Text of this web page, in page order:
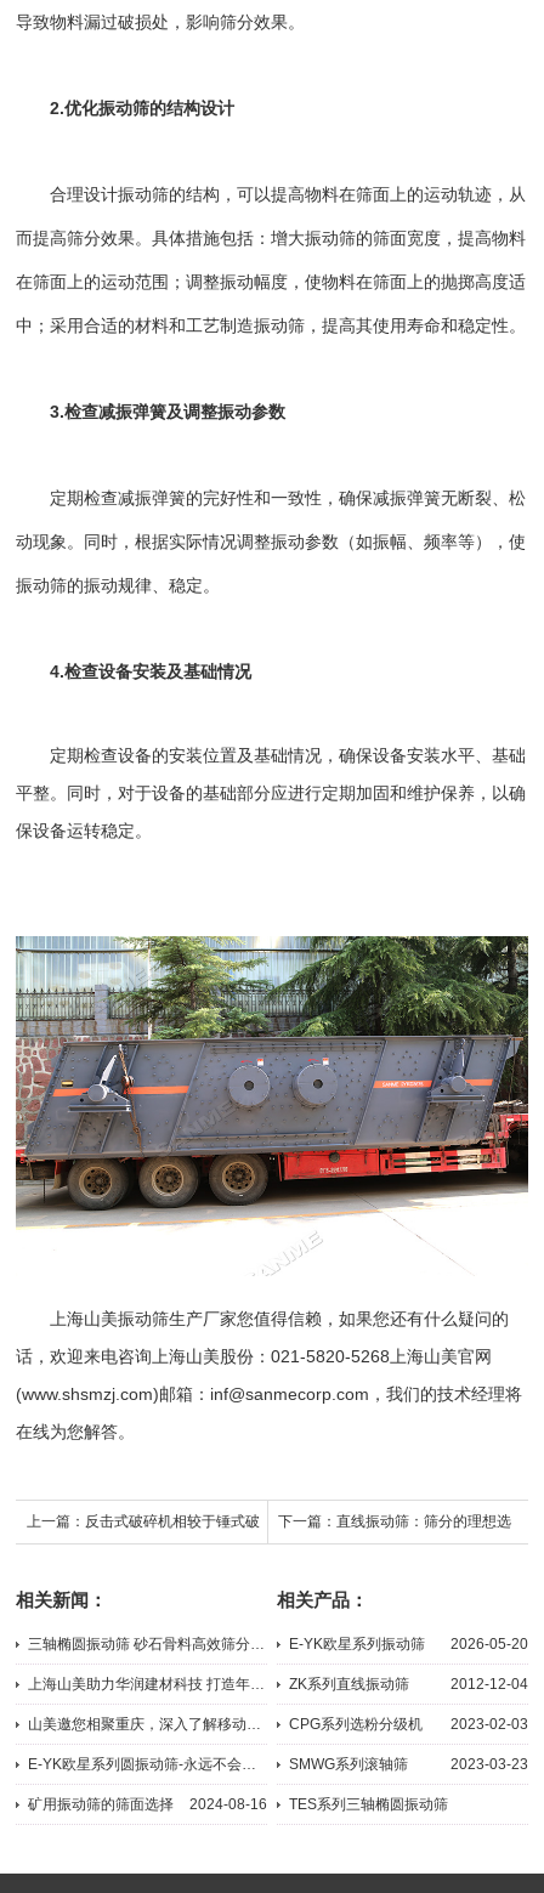
导致物料漏过破损处，影响筛分效果。
2.优化振动筛的结构设计
合理设计振动筛的结构，可以提高物料在筛面上的运动轨迹，从
而提高筛分效果。具体措施包括：增大振动筛的筛面宽度，提高物料
在筛面上的运动范围；调整振动幅度，使物料在筛面上的抛掷高度适
中；采用合适的材料和工艺制造振动筛，提高其使用寿命和稳定性。
3.检查减振弹簧及调整振动参数
定期检查减振弹簧的完好性和一致性，确保减振弹簧无断裂、松
动现象。同时，根据实际情况调整振动参数（如振幅、频率等），使
振动筛的振动规律、稳定。
4.检查设备安装及基础情况
定期检查设备的安装位置及基础情况，确保设备安装水平、基础
平整。同时，对于设备的基础部分应进行定期加固和维护保养，以确
保设备运转稳定。
上海山美振动筛生产厂家您值得信赖，如果您还有什么疑问的
话，欢迎来电咨询 上海山美股份 ：021-5820-5268上海山美官网
(www.shsmzj.com)邮箱：inf@sanmecorp.com，我们的技术经理将
在线为您解答。
上一篇： 反击式破碎机相较于锤式破 下一篇：直线振动筛：筛分的理想选
相关新闻：
三轴椭圆振动筛 砂石骨料高效筛分设备
2026-07-31上海山美助力华润建材科技 打造年产950万吨绿色骨料标杆项目
2025-05-23
山美邀您相聚重庆，深入了解移动式矿山处理工艺
2025-04-15
E-YK欧星系列圆振动筛-永远不会坏的振动筛
2025-04-15
矿用振动筛的筛面选择 2024-08-16
相关产品：
E-YK欧星系列振动筛 2026-05-20
ZK系列直线振动筛 2012-12-04
CPG系列选粉分级机 2023-02-03
SMWG系列滚轴筛 2023-03-23
TES系列三轴椭圆振动筛